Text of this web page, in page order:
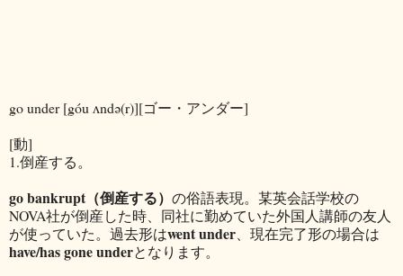
go under [góu ʌndə(r)][ゴー・アンダー]
[動]
1.倒産する。
go bankrupt（倒産する） の俗語表現。某英会話学校の
NOVA社が倒産した時、同社に勤めていた外国人講師の友人
が使っていた。過去形はwent under 、現在完了形の場合は
have/has gone underとなります。